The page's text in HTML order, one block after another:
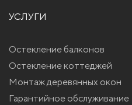
УСЛУГИ
Остекление балконов
Остекление коттеджей
Монтаж деревянных окон
Гарантийное обслуживание